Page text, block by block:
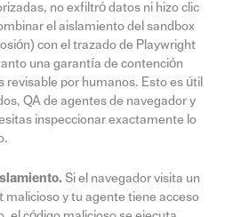
no exfiltró datos ni hizo clic
el aislamiento del sandbox
con el trazado de Playwright
una garantía de contención
revisable por humanos. Esto es útil
QA de agentes de navegador y
inspeccionar exactamente lo
Si el navegador visita un
malicioso y tu agente tiene acceso